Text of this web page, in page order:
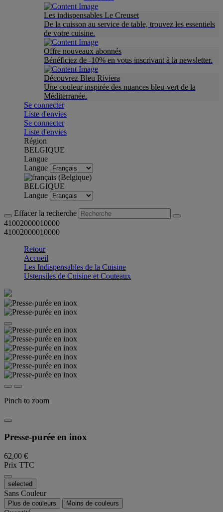
Les indispensables Le Creuset
De la cuisson au service de table, trouvez les essentiels
de votre cuisine.
Offre nouveaux abonnés
Bénéficiez de -10% en vous inscrivant à la newsletter.
Découvrez Bleu Riviera
Une couleur inspirée des nuances bleu-vert de la
Méditerranée.
Se connecter
Liste d'envies
Se connecter
Liste d'envies
Région
BELGIQUE
Langue
Langue
BELGIQUE
Langue
Effacer la recherche
41002000010000
41002000010000
Retour
Accueil
Les Indispensables de la Cuisine
Ustensiles de Cuisine et Couteaux
Pinch to zoom
Presse-purée en inox
62,00 €
Prix TTC
selected
Sans Couleur
Plus de couleurs Moins de couleurs